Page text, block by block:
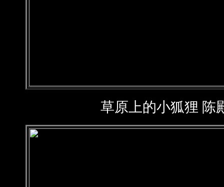
草原上的小狐狸 陈